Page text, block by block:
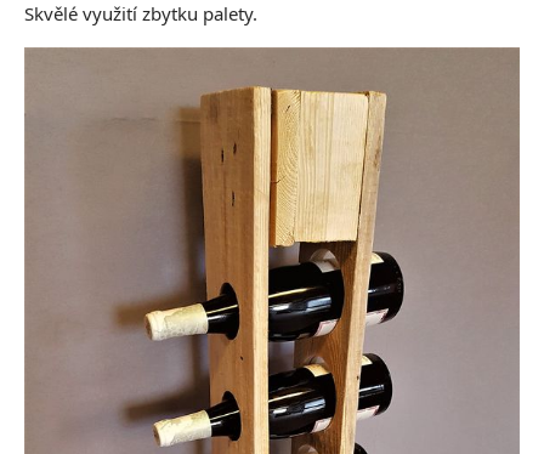
Skvělé využití zbytku palety.